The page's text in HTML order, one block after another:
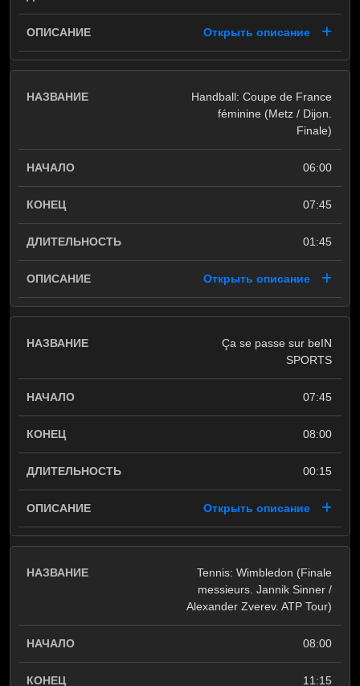
Открыть описание
Handball: Coupe de France
féminine (Metz / Dijon.
Finale)
06:00
07:45
01:45
Открыть описание
Ça se passe sur beIN
SPORTS
07:45
08:00
00:15
Открыть описание
Tennis: Wimbledon (Finale
messieurs. Jannik Sinner /
Alexander Zverev. ATP Tour)
08:00
11:15